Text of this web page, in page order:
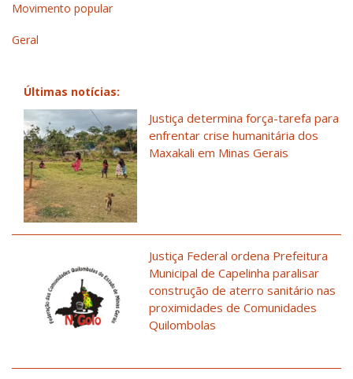
Movimento popular
Geral
Últimas notícias:
Justiça determina força-tarefa para
enfrentar crise humanitária dos
Maxakali em Minas Gerais
Justiça Federal ordena Prefeitura
Municipal de Capelinha paralisar
construção de aterro sanitário nas
proximidades de Comunidades
Quilombolas